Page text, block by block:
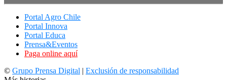
Portal Agro Chile
Portal Innova
Portal Educa
Prensa&Eventos
Paga online aquí
© Grupo Prensa Digital | Exclusión de responsabilidad